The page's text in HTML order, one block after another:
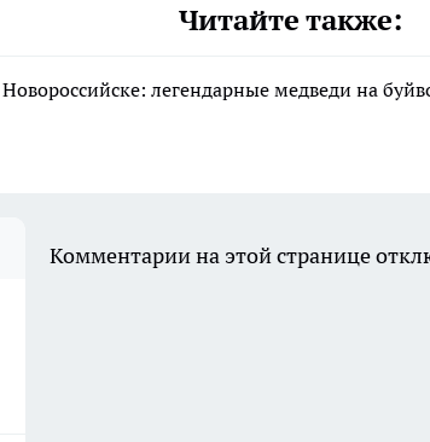
Читайте также:
легендарные медведи на
Комментарии на этой странице